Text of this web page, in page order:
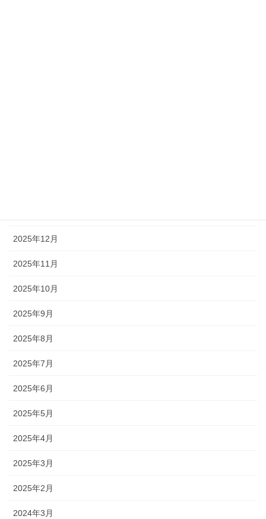
2025年12月
2025年11月
2025年10月
2025年9月
2025年8月
2025年7月
2025年6月
2025年5月
2025年4月
2025年3月
2025年2月
2024年3月